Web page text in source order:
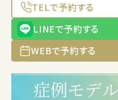
TELで予約する
LINEで予約する
WEBで予約する